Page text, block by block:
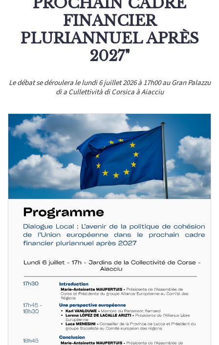
FINANCIER
PLURIANNUEL APRÈS
2027"
Le débat se déroulera le lundi 6 juillet 2026 à 17h00 au Gran Palazzu
di a Cullettività di Corsica à Aiacciu